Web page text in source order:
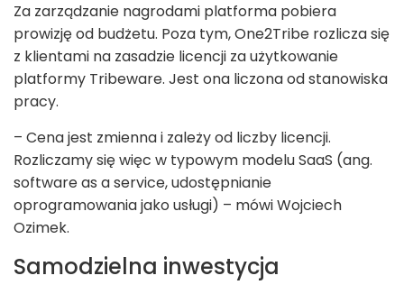
Za zarządzanie nagrodami platforma pobiera
prowizję od budżetu. Poza tym, One2Tribe rozlicza się
z klientami na zasadzie licencji za użytkowanie
platformy Tribeware. Jest ona liczona od stanowiska
pracy.
– Cena jest zmienna i zależy od liczby licencji.
Rozliczamy się więc w typowym modelu SaaS (ang.
software as a service, udostępnianie
oprogramowania jako usługi) – mówi Wojciech
Ozimek.
Samodzielna inwestycja